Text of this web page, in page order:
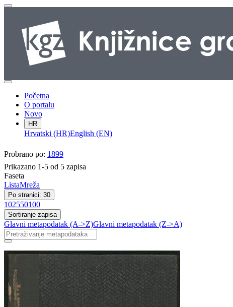
Početna
O portalu
Novo
HR
Hrvatski (HR)English (EN)
Probrano po: 1899
Prikazano 1-5 od 5 zapisa
Faseta
ListaMreža
Po stranici: 30
102550100
Sortiranje zapisa
Glavni metapodatak (A->Z)Glavni metapodatak (Z->A)